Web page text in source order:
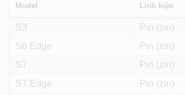
Model Linh kiện
S3 Pin (zin)
S6 Edge
Pin (zin)
S7
Pin (zin)
S7 Edge
Pin (zin)